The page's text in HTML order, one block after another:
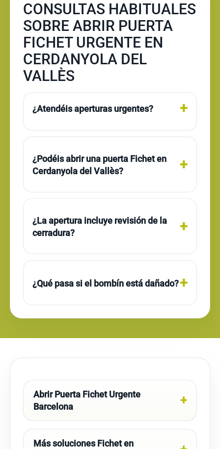
CONSULTAS HABITUALES
SOBRE ABRIR PUERTA
FICHET URGENTE EN
CERDANYOLA DEL
VALLÈS
¿Atendéis aperturas urgentes?
¿Podéis abrir una puerta Fichet en
Cerdanyola del Vallès?
¿La apertura incluye revisión de la
cerradura?
¿Qué pasa si el bombín está dañado?
Abrir Puerta Fichet Urgente
Barcelona
Más soluciones Fichet en